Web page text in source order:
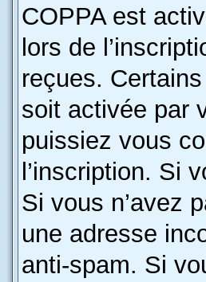
COPPA est
lors de
reçues.
soit activée par
puissiez vous
l’inscription. Si
Si vous n’avez
une adresse
anti-spam. Si